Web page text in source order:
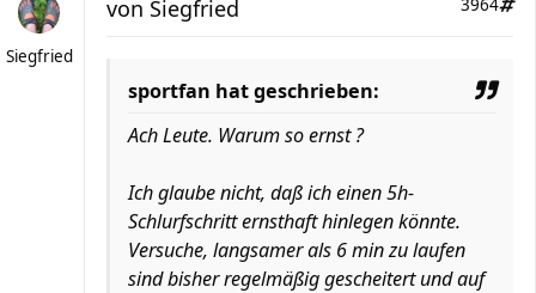
Siegfried
3964
von Siegfried
sportfan hat geschrieben:
Ach Leute. Warum so ernst ?
Ich glaube nicht, daß ich einen 5h-
Schlurfschritt ernsthaft hinlegen könnte.
Versuche, langsamer als 6 min zu laufen
sind bisher regelmäßig gescheitert und auf